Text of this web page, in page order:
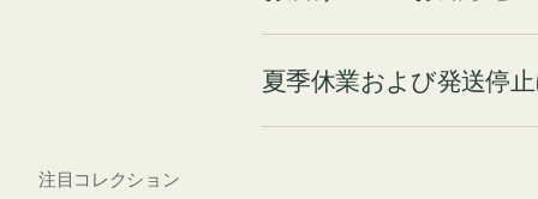
夏季休業および発送停
注目コレクション